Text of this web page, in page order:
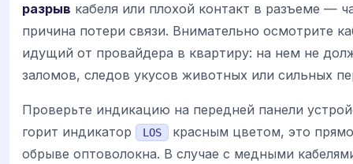
разрыв кабеля или плохой контакт в разъеме —
причина потери связи. Внимательно осмотрите
идущий от провайдера в квартиру: на нем не
заломов, следов укусов животных или сильных
Проверьте индикацию на передней панели
горит индикатор
LOS
красным цветом, это
обрыве оптоволокна. В случае с медными